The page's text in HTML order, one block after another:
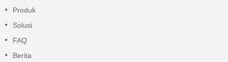
Produk
Solusi
FAQ
Berita